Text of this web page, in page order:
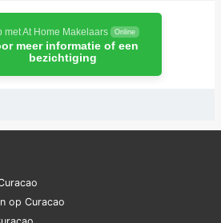
met At Home Makelaars Online
meer informatie of een
bezichtiging
op Curacao